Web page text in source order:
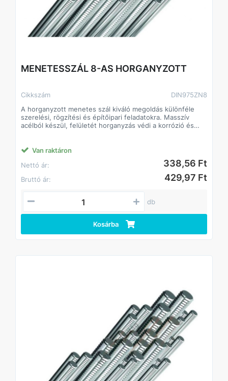
MENETESSZÁL 8-AS HORGANYZOTT
Cikkszám
DIN975ZN8
A horganyzott menetes szál kiváló megoldás különféle
szerelési, rögzítési és építőipari feladatokra. Masszív
acélból készül, felületét horganyzás védi a korrózió és
átmérőkben érhető el, kompatibilis szabványos anyákkal
Jellemzők:
• Kül- és beltéri használatra egyaránt alkalmas
• Széles méretválaszték: különböző hosszúságok és
átmérők
Van raktáron
Nettó ár:
338,56 Ft
Bruttó ár: 429,97 Ft
db
Kosárba